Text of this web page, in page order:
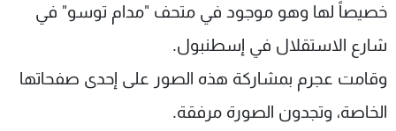
خصيصاً لها وهو موجود في متحف "مدام توسو" في
شارع الاستقلال في إسطنبول.
وقامت عجرم بمشاركة هذه الصور على إحدى صفحاتها
الخاصة، وتجدون الصورة مرفقة.